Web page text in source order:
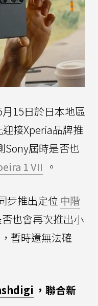
15日於日本地區
接Xperia品牌推
Sony屆時是否也
1 VII 。
步推出定位 中階
也會再次推出小
暫時還無法確
，聯合新